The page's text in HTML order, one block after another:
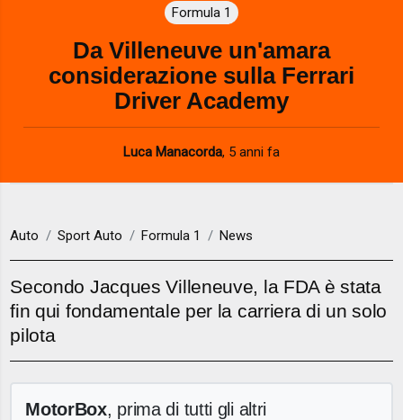
Formula 1
Da Villeneuve un'amara
considerazione sulla Ferrari
Driver Academy
Luca Manacorda, 5 anni fa
Auto Sport Auto Formula 1 News
Secondo Jacques Villeneuve, la FDA è stata
fin qui fondamentale per la carriera di un solo
pilota
MotorBox, prima di tutti gli altri